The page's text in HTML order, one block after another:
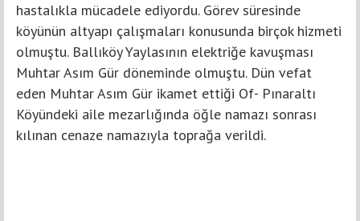
hastalıkla mücadele ediyordu. Görev süresinde
köyünün altyapı çalışmaları konusunda birçok hizmeti
olmuştu. Ballıköy Yaylasının elektriğe kavuşması
Muhtar Asım Gür döneminde olmuştu. Dün vefat
eden Muhtar Asım Gür ikamet ettiği Of- Pınaraltı
Köyündeki aile mezarlığında öğle namazı sonrası
kılınan cenaze namazıyla toprağa verildi.